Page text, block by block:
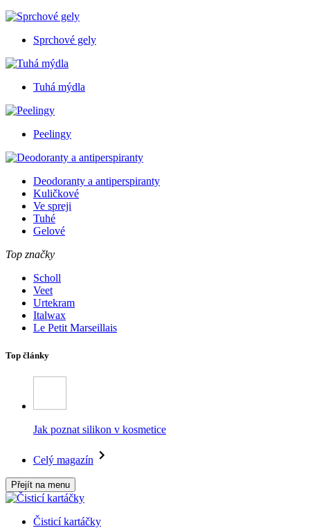
Sprchové gely
Tuhá mýdla
Peelingy
Deodoranty a antiperspiranty
Kuličkové
Ve spreji
Tuhé
Gelové
Top značky
Scholl
Veet
Urtekram
Italwax
Le Petit Marseillais
Top články
Jak poznat silikon v kosmetice
Celý magazín
Přejít na menu
Čisticí kartáčky